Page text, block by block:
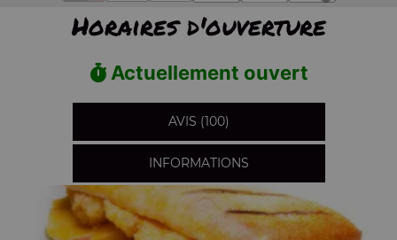
Horaires d'ouverture
Actuellement ouvert
AVIS (100)
INFORMATIONS